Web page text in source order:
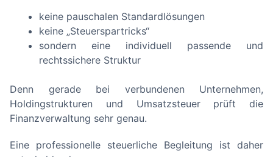
keine pauschalen Standardlösungen
keine „Steuerspartricks“
sondern eine individuell passende und
rechtssichere Struktur
Denn gerade bei verbundenen Unternehmen,
Holdingstrukturen und Umsatzsteuer prüft die
Finanzverwaltung sehr genau.
Eine professionelle steuerliche Begleitung ist daher